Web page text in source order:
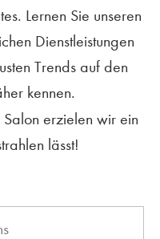
Lernen Sie unseren
Dienstleistungen
Trends auf den
kennen.
Salon erzielen wir ein
lässt!